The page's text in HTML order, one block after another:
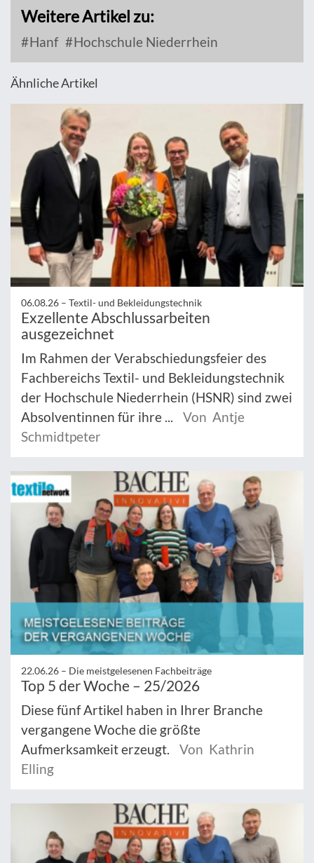
Weitere Artikel zu:
Hanf Hochschule Niederrhein
Ähnliche Artikel
06.08.26 – Textil- und Bekleidungstechnik
Exzellente Abschlussarbeiten
ausgezeichnet
Im Rahmen der Verabschiedungsfeier des
Fachbereichs Textil- und Bekleidungstechnik
der Hochschule Niederrhein (HSNR) sind zwei
Absolventinnen für ihre ...
Von Antje
Schmidtpeter
22.06.26 – Die meistgelesenen Fachbeiträge
Top 5 der Woche – 25/2026
Diese fünf Artikel haben in Ihrer Branche
vergangene Woche die größte
Aufmerksamkeit erzeugt.
Von Kathrin
Elling